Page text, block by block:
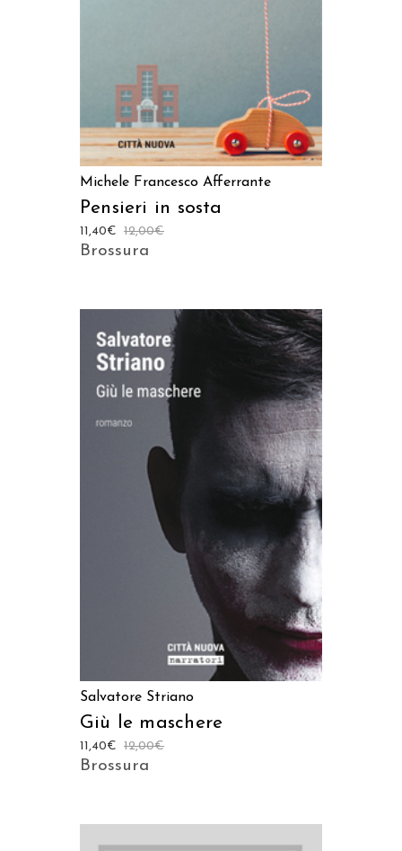
Michele Francesco Afferrante
Pensieri in sosta
12,00€
11,40€
Brossura
AGGIUNGI AL CARRELLO
Salvatore Striano
Giù le maschere
12,00€
11,40€
Brossura